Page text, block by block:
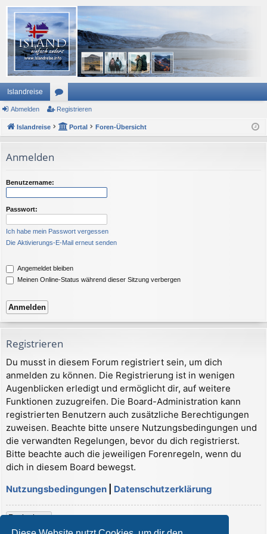
Islandreise
or
en
Abmelden Registrieren
Islandreise Portal Foren-Übersicht
Anmelden
Benutzername:
Passwort:
Ich habe mein Passwort vergessen
Die Aktivierungs-E-Mail erneut senden
Angemeldet bleiben
Meinen Online-Status während dieser Sitzung verbergen
Registrieren
Du musst in diesem Forum registriert sein, um dich
anmelden zu können. Die Registrierung ist in wenigen
Augenblicken erledigt und ermöglicht dir, auf weitere
Funktionen zuzugreifen. Die Board-Administration kann
registrierten Benutzern auch zusätzliche Berechtigungen
zuweisen. Beachte bitte unsere Nutzungsbedingungen und
die verwandten Regelungen, bevor du dich registrierst.
Bitte beachte auch die jeweiligen Forenregeln, wenn du
dich in diesem Board bewegst.
Nutzungsbedingungen
Datenschutzerklärung
Registrieren